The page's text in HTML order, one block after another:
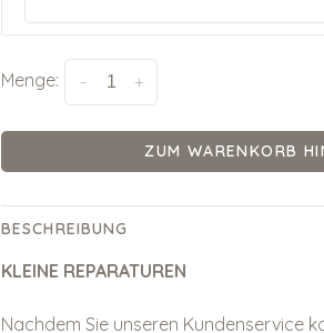
Menge: +
-
ZUM WARENKORB
BESCHREIBUNG
KLEINE REPARATUREN
Nachdem Sie unseren Kundenservice